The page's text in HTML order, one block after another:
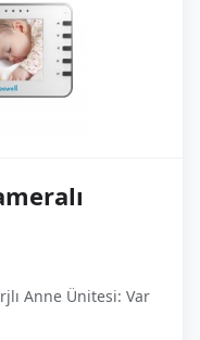
Anne Ünitesi: Var